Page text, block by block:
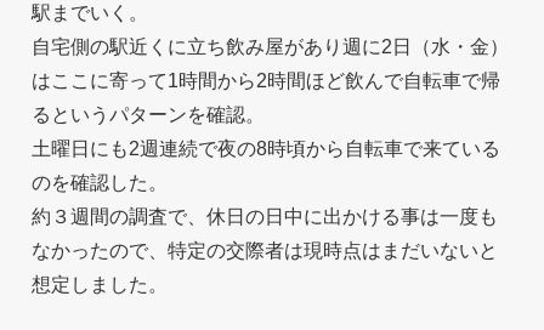
駅までいく。
自宅側の駅近くに立ち飲み屋があり週に2日（水・金）
はここに寄って1時間から2時間ほど飲んで自転車で帰
るというパターンを確認。
土曜日にも2週連続で夜の8時頃から自転車で来ている
のを確認した。
約３週間の調査で、休日の日中に出かける事は一度も
なかったので、特定の交際者は現時点はまだいないと
想定しました。